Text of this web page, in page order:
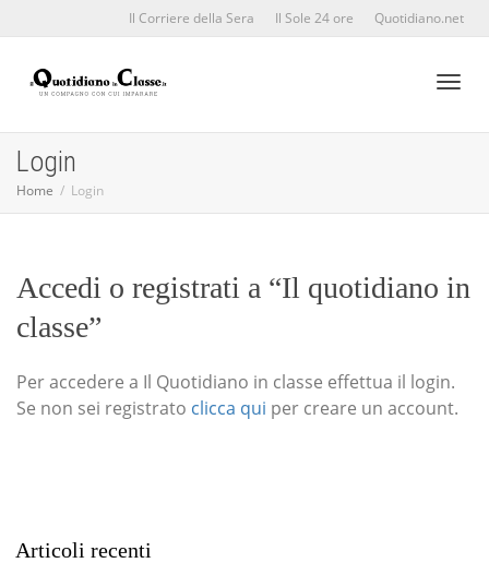
Il Corriere della Sera Il Sole 24 ore Quotidiano.net
Login
Home Login
Accedi o registrati a “Il quotidiano in
classe”
Per accedere a Il Quotidiano in classe effettua il login.
Se non sei registrato clicca qui per creare un account.
Articoli recenti